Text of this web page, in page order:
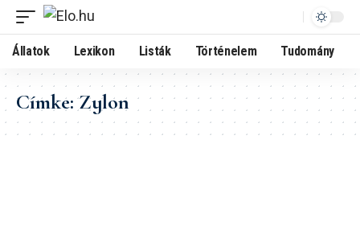
Állatok Lexikon Listák Történelem Tudomány
Címke:Zylon